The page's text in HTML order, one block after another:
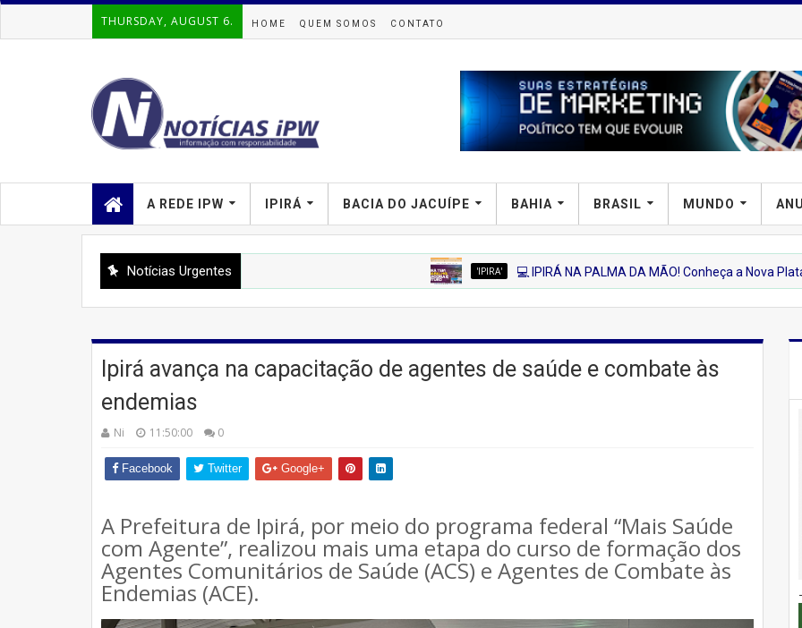
THURSDAY, AUGUST 6. HOME QUEM SOMOS CONTATO
A REDE IPW IPIRÁ BACIA DO JACUÍPE BAHIA BRASIL MUNDO
Notícias Urgentes 💻 IPIRÁ NA PALMA DA MÃO! Conheça a Nova Plataforma
Ipirá avança na capacitação de agentes de saúde e combate às
endemias
Ni 11:50:00 0
Facebook Twitter Google+
A Prefeitura de Ipirá, por meio do programa federal “Mais Saúde
com Agente”, realizou mais uma etapa do curso de formação dos
Agentes Comunitários de Saúde (ACS) e Agentes de Combate às
Endemias (ACE).